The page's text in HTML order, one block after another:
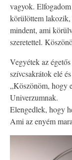
vagyok. Elfogadom
körülöttem lakozik,
mindent, ami
szeretettel.
Vegyétek az
szívcsakrátok elé
„Köszönöm, hogy
Univerzumnak.
Elengedlek, hogy
Ami az enyém